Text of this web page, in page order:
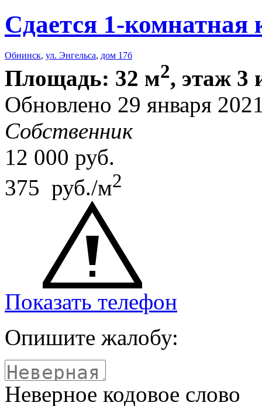
Сдается 1-комнатная
Обнинск, ул. Энгельса, дом 17б
Площадь: 32 м2, этаж 3
Обновлено 29 января
Собственник
12 000 руб.
375 руб./м2
Показать телефон
Опишите жалобу:
Неверное кодовое слово